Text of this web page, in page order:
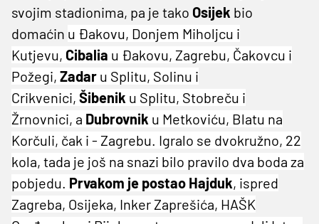
svojim stadionima, pa je tako Osijek bio
domaćin u Đakovu, Donjem Miholjcu i
Kutjevu, Cibalia u Đakovu, Zagrebu, Čakovcu i
Požegi, Zadar u Splitu, Solinu i
Crikvenici, Šibenik u Splitu, Stobreču i
Žrnovnici, a Dubrovnik u Metkoviću, Blatu na
Korčuli, čak i - Zagrebu. Igralo se dvokružno, 22
kola, tada je još na snazi bilo pravilo dva boda za
pobjedu. Prvakom je postao Hajduk, ispred
Zagreba, Osijeka, Inker Zaprešića, HAŠK